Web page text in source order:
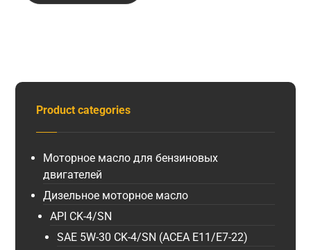
Product categories
Моторное масло для бензиновых
двигателей
Дизельное моторное масло
API CK-4/SN
SAE 5W-30 CK-4/SN (ACEA E11/E7-22)